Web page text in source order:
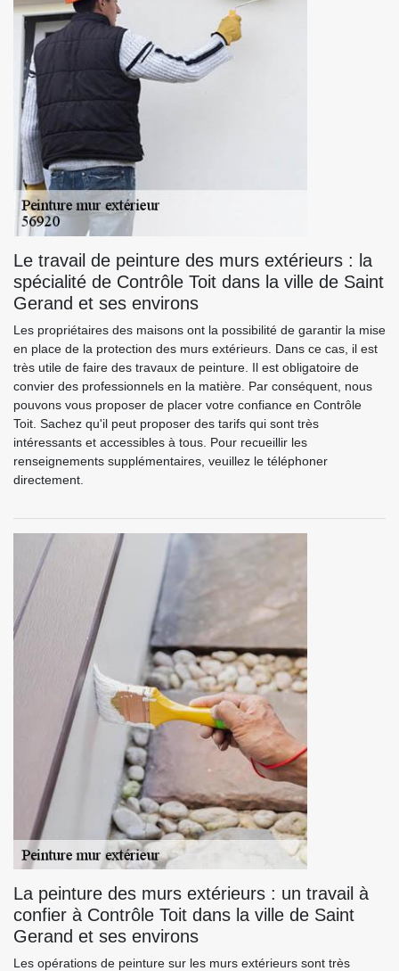
Le travail de peinture des murs extérieurs : la
spécialité de Contrôle Toit dans la ville de Saint
Gerand et ses environs
Les propriétaires des maisons ont la possibilité de garantir la mise
en place de la protection des murs extérieurs. Dans ce cas, il est
très utile de faire des travaux de peinture. Il est obligatoire de
convier des professionnels en la matière. Par conséquent, nous
pouvons vous proposer de placer votre confiance en Contrôle
Toit. Sachez qu'il peut proposer des tarifs qui sont très
intéressants et accessibles à tous. Pour recueillir les
renseignements supplémentaires, veuillez le téléphoner
directement.
La peinture des murs extérieurs : un travail à
confier à Contrôle Toit dans la ville de Saint
Gerand et ses environs
Les opérations de peinture sur les murs extérieurs sont très